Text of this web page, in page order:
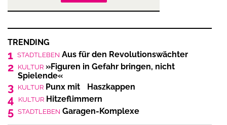
TRENDING
1 STADTLEBEN Aus für den Revolutionswächter
2 KULTUR »Figuren in Gefahr bringen, nicht
Spielende«
3 KULTUR Punx mit Haszkappen
4 KULTUR Hitzeflimmern
5 STADTLEBEN Garagen-Komplexe